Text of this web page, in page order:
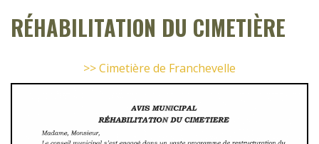
RÉHABILITATION DU CIMETIÈRE
>> Cimetière de Franchevelle